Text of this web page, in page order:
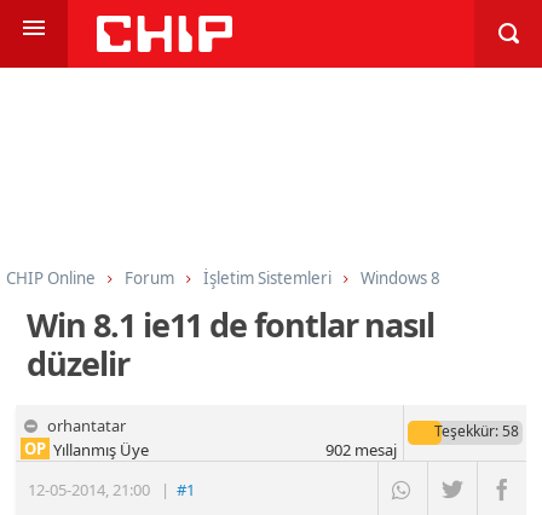
CHIP Online Forum İşletim Sistemleri Windows 8
Win 8.1 ie11 de fontlar nasıl
düzelir
orhantatar
12-05-2014,21:00 |#1
OP Yıllanmış Üye
Teşekkür: 58
902mesaj